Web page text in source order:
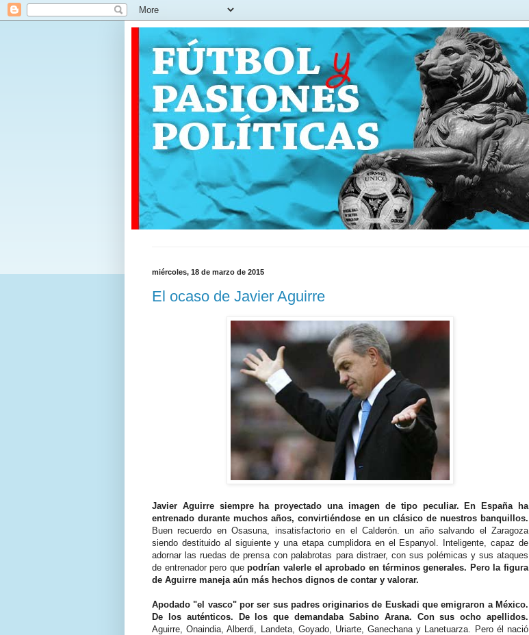
miércoles, 18 de marzo de 2015
El ocaso de Javier Aguirre
Javier Aguirre siempre ha proyectado una imagen de tipo peculiar. En España ha
entrenado durante muchos años, convirtiéndose en un clásico de nuestros banquillos.
Buen recuerdo en Osasuna, insatisfactorio en el Calderón. un año salvando el Zaragoza
siendo destituido al siguiente y una etapa cumplidora en el Espanyol. Inteligente, capaz de
adornar las ruedas de prensa con palabrotas para distraer, con sus polémicas y sus ataques
de entrenador pero quepodrían valerle el aprobado en términos generales. Pero la figura
de Aguirre maneja aún más hechos dignos de contar y valorar.
Apodado "el vasco" por ser sus padres originarios de Euskadi que emigraron a México.
De los auténticos. De los que demandaba Sabino Arana. Con sus ocho apellidos.
Aguirre, Onaindia, Alberdi, Landeta, Goyado, Uriarte, Ganechana y Lanetuarza. Pero él nació